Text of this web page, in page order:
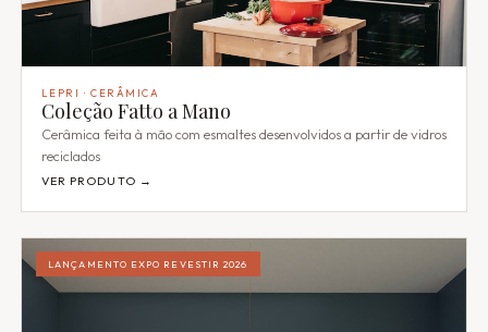
LEPRI · CERÂMICA
Coleção Fatto a Mano
Cerâmica feita à mão com esmaltes desenvolvidos a partir de vidros
reciclados
VER PRODUTO →
LANÇAMENTO EXPO REVESTIR 2026